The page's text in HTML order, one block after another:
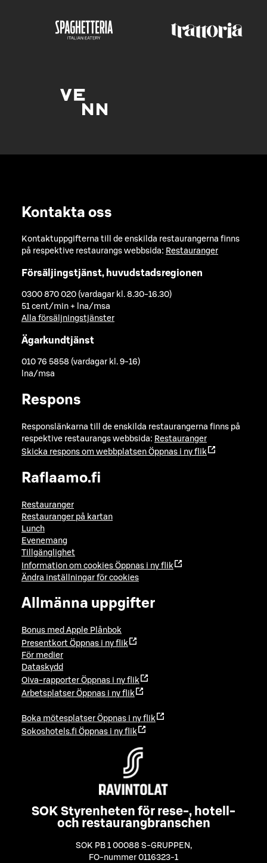
Kontakta oss
Kontaktuppgifterna till de enskilda restaurangerna finns
på respektive restaurangs webbsida: Restauranger
Försäljingstjänst, huvudstadsregionen
0300 870 020 (vardagar kl. 8.30-16.30)
51 cent/min + lna/msa
Alla försäljningstjänster
Ägarkundtjänst
010 76 5858 (vardagar kl. 9-16)
lna/msa
Respons
Responslänkarna till de enskilda restaurangerna finns på
respektive restaurangs webbsida: Restauranger
Skicka respons om webbplatsen Öppnas i ny flik
Raflaamo.fi
Restauranger
Restauranger på kartan
Lunch
Evenemang
Tillgänglighet
Information om cookies Öppnas i ny flik
Ändra inställningar för cookies
Allmänna uppgifter
Bonus med Apple Plånbok
Presentkort Öppnas i ny flik
För medier
Dataskydd
Oiva-rapporter Öppnas i ny flik
Arbetsplatser Öppnas i ny flik
Boka mötesplatser Öppnas i ny flik
Sokoshotels.fi Öppnas i ny flik
SOK Styrenheten för rese-, hotell-
och restaurangbranschen
SOK PB 1 00088 S-GRUPPEN ,
FO-nummer 0116323-1